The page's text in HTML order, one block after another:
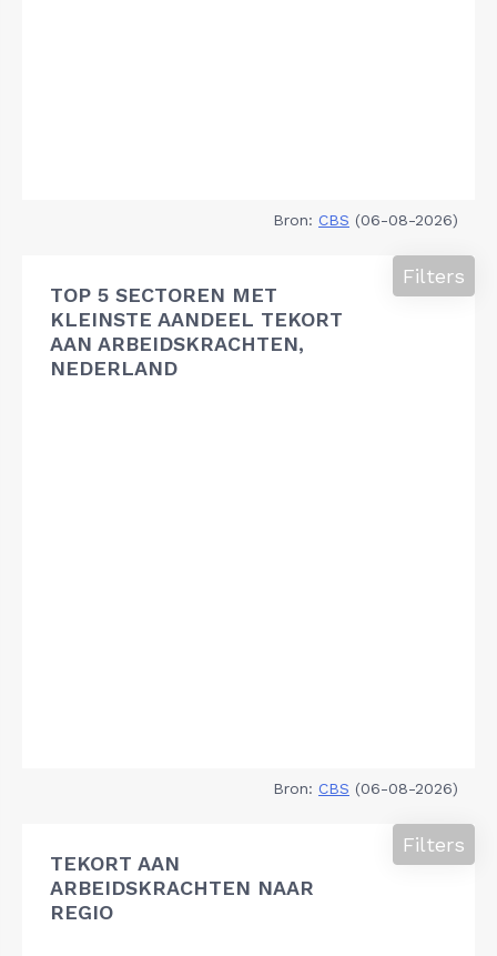
Bron: CBS (06-08-2026)
TOP 5 SECTOREN MET
KLEINSTE AANDEEL TEKORT
AAN ARBEIDSKRACHTEN,
NEDERLAND
Filters
Bron: CBS (06-08-2026)
TEKORT AAN
ARBEIDSKRACHTEN NAAR
REGIO
Filters